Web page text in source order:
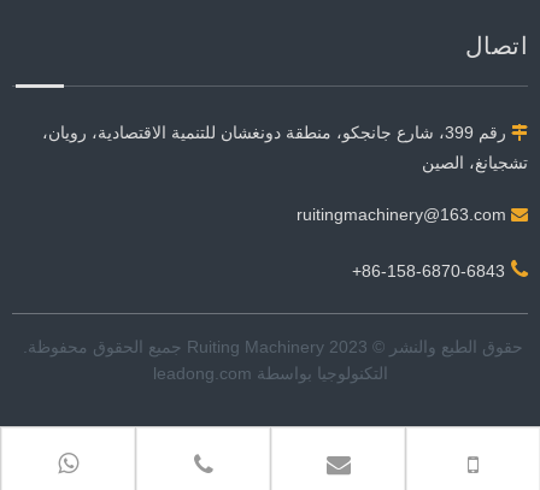
اتصال

رقم 399، شارع جانجكو، منطقة دونغشان للتنمية الاقتصادية، رويان،
تشجيانغ، الصين

ruitingmachinery@163.com

86-158-6870-6843+
حقوق الطبع والنشر © 2023 Ruiting Machinery جميع الحقوق محفوظة. ​​​​​​
التكنولوجيا بواسطة leadong.com